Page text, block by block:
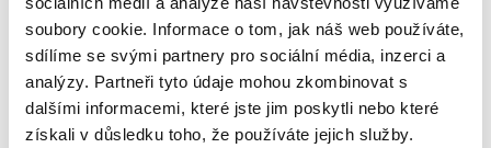
soubory cookie. Informace o tom, jak náš web používáte,
sdílíme se svými partnery pro sociální média, inzerci a
analýzy. Partneři tyto údaje mohou zkombinovat s
dalšími informacemi, které jste jim poskytli nebo které
získali v důsledku toho, že používáte jejich služby.
Kniha přibližuje právnické obci specifickou praxi
jednotlivých druhů bankovního financování, s
akcentem na specifika v České republice. Tato
praktická příručka navazuje na knihu Banking
&...